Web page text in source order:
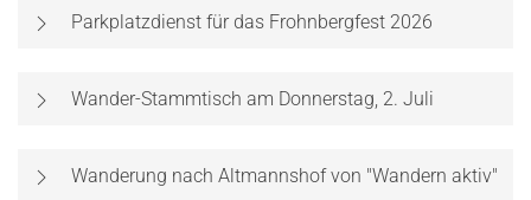
Parkplatzdienst für das Frohnbergfest 2026
Wander-Stammtisch am Donnerstag, 2. Juli
Wanderung nach Altmannshof von "Wandern aktiv"